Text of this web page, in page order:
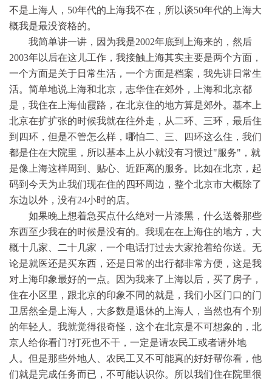
不是上海人，50年代的上海我不在，所以谈50年代的上海大
概我是最没资格的。
我简单讲一讲，因为我是2002年底到上海来的，然后
2003年以后在这儿工作，我接触上海其实主要是两个方面，
一个方面是关于日常生活，一个方面是档案，我先讲日常生
活。简单地说上海和北京，志华住在郊外，上海和北京都
是，我住在上海仙霞路，在北京住的地方算是郊外。基本上
北京在扩扩张的时候我就在往外走，从二环、三环，最后住
到四环，但是不管怎么样，哪怕二、三、四环这么住，我们
都是住在大院里，所以基本上从小就没有习惯过"服务"，就
是像上海这样周到、贴心、近距离的服务。比如在北京，起
码到今天为止我们现在住的四环周边，整个北京市大概除了
东边以外，没有24小时的店。
如果晚上想着急买点什么绝对一片漆黑，什么送餐那些
东西至少我在的时候是没有的。我现在在上海住的地方，大
概十几家、二十几家，一个电话打过去大家抢着给你送。无
论是就医还是买东西，还是日常的出行都非常方便，这是我
对上海印象最好的一点。因为我来了上海以后，买了房子，
住在小区里，跟北京的印象不同的就是，我们小区门口的门
卫居然全是上海人，大多数是退休的上海人，当然也有个别
的年轻人。我就觉得很奇怪，这个在北京是不可想象的，北
京人给你看门?打死也不干，一定是请农民工或者请外地
人。但是那些外地人、农民工又不可能真的好好帮你看，他
们就是完成任务而已，不可能认识你。所以我们住在院里很